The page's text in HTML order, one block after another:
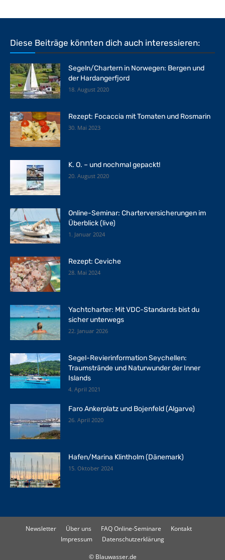
Diese Beiträge könnten dich auch interessieren:
Segeln/Chartern in Norwegen: Bergen und
der Hardangerfjord
18. August 2020
Rezept: Focaccia mit Tomaten und Rosmarin
30. Mai 2023
K. O. – und nochmal gepackt!
20. August 2020
Online-Seminar: Charterversicherungen im
Überblick (live)
1. Januar 2024
Rezept: Ceviche
28. Mai 2024
Yachtcharter: Mit VDC-Standards bist du
sicher unterwegs
22. Januar 2026
Segel-Revierinformation Seychellen:
Traumstrände und Naturwunder der Inner
Islands
4. April 2021
Faro Ankerplatz und Bojenfeld (Algarve)
26. April 2020
Hafen/Marina Klintholm (Dänemark)
15. Oktober 2024
Newsletter Über uns FAQ Online-Seminare
Kontakt
Impressum
Datenschutzerklärung
© Blauwasser.de